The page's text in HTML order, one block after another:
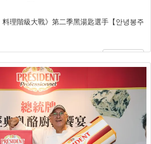
理階級大戰》第二季黑湯匙選手【안녕봉주